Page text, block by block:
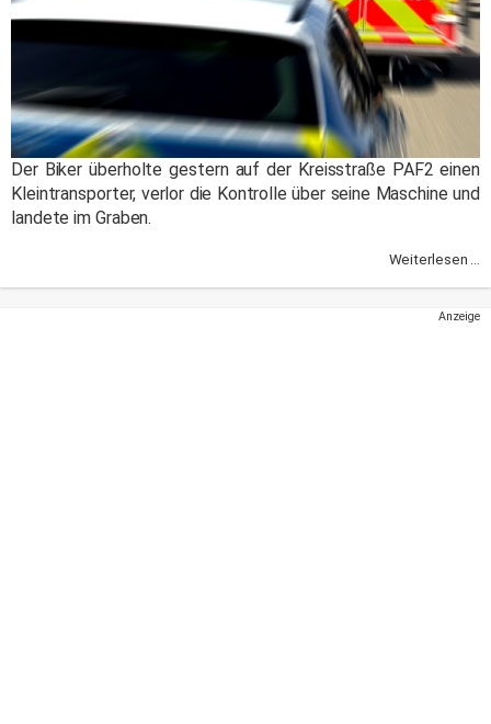
Der Biker überholte gestern auf der Kreisstraße PAF2 einen
Kleintransporter, verlor die Kontrolle über seine Maschine und
landete im Graben.
Weiterlesen ...
Anzeige